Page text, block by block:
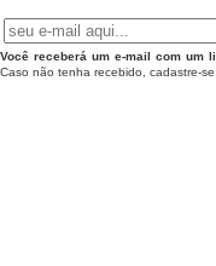
Você receberá um e-mail com um
Caso não tenha recebido, cadastre-